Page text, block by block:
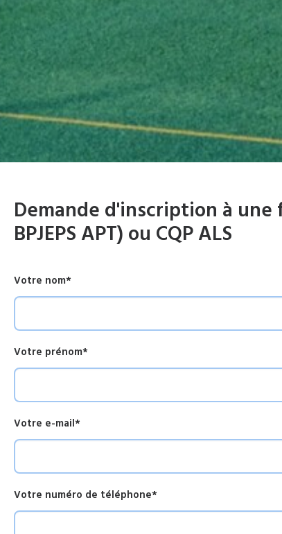
Demande d'inscription à une
BPJEPS APT) ou CQP ALS
Votre nom*
Votre prénom*
Votre e-mail*
Votre numéro de téléphone*